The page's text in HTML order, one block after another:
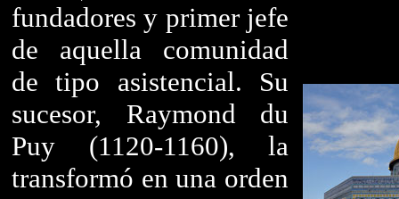
fundadores y primer jefe
de aquella comunidad
de tipo asistencial. Su
sucesor, Raymond du
Puy (1120-1160), la
transformó en una orden